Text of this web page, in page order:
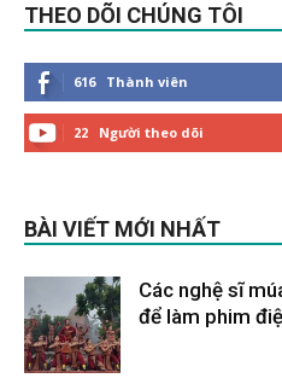
THEO DÕI CHÚNG TÔI
616 Thành viên
22 Người theo dõi
BÀI VIẾT MỚI NHẤT
Các nghệ sĩ
để làm phim